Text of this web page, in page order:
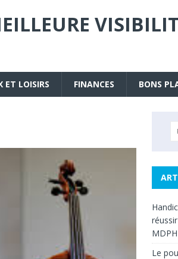
ET LOISIRS FINANCES BONS
MDPH
Le